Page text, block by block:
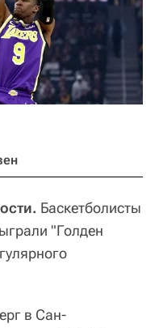
Баскетболисты
"Голден
в Сан-